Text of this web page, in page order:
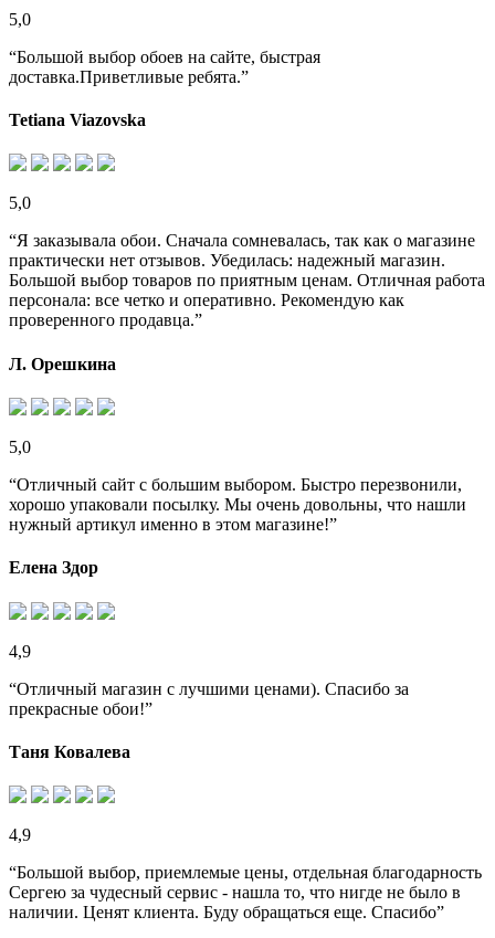
5,0
“Большой выбор обоев на сайте, быстрая
доставка.Приветливые ребята.”
Tetiana Viazovska
5,0
“Я заказывала обои. Сначала сомневалась, так как о магазине
практически нет отзывов. Убедилась: надежный магазин.
Большой выбор товаров по приятным ценам. Отличная работа
персонала: все четко и оперативно. Рекомендую как
проверенного продавца.”
Л. Орешкина
5,0
“Отличный сайт с большим выбором. Быстро перезвонили,
хорошо упаковали посылку. Мы очень довольны, что нашли
нужный артикул именно в этом магазине!”
Елена Здор
4,9
“Отличный магазин с лучшими ценами). Спасибо за
прекрасные обои!”
Таня Ковалева
4,9
“Большой выбор, приемлемые цены, отдельная благодарность
Сергею за чудесный сервис - нашла то, что нигде не было в
наличии. Ценят клиента. Буду обращаться еще. Спасибо”